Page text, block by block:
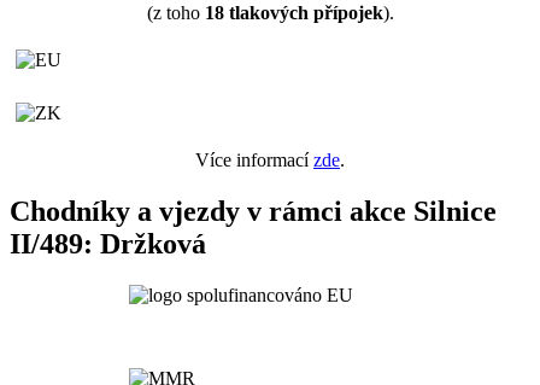
(z toho 18tlakových přípojek).
Více informacízde.
Chodníky a vjezdy v rámci akce Silnice
II/489: Držková